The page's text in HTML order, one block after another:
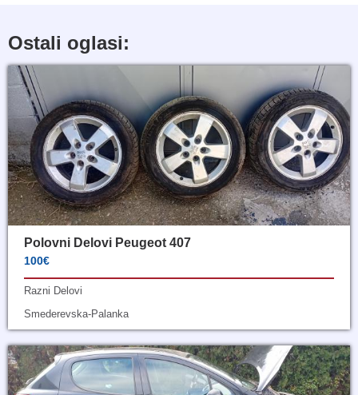
Ostali oglasi:
Polovni Delovi Peugeot 407
100€
Razni Delovi
Smederevska-Palanka